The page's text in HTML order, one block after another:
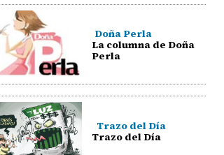
Doña Perla
La columna de Doña
Perla
Trazo del Día
Trazo del Día